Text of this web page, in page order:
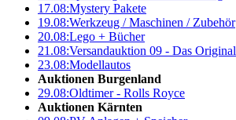
17.08:Mystery Pakete
19.08:Werkzeug / Maschinen / Zubehör
20.08:Lego + Bücher
21.08:Versandauktion 09 - Das Original
23.08:Modellautos
Auktionen Burgenland
29.08:Oldtimer - Rolls Royce
Auktionen Kärnten